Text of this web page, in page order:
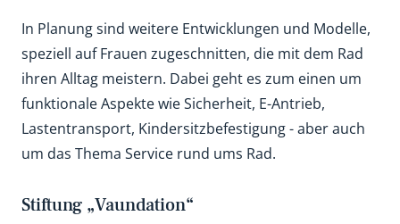
In Planung sind weitere Entwicklungen und Modelle,
speziell auf Frauen zugeschnitten, die mit dem Rad
ihren Alltag meistern. Dabei geht es zum einen um
funktionale Aspekte wie Sicherheit, E-Antrieb,
Lastentransport, Kindersitzbefestigung - aber auch
um das Thema Service rund ums Rad.
Stiftung „Vaundation“